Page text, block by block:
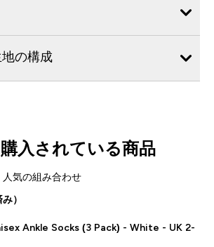
の構成
入されている商品
気の組み合わせ
）
Ankle Socks (3 Pack) - White - UK 2-